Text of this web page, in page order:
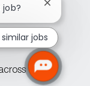
CEE
Close
chatbot
notification
similar jobs